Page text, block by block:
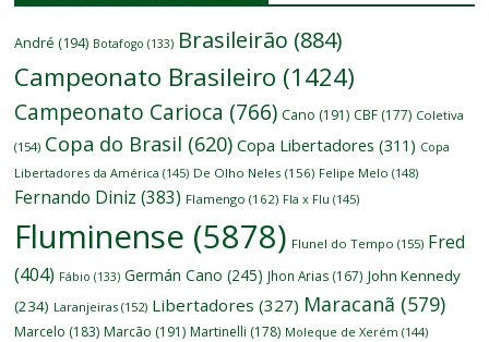
André (194) Botafogo (133) Brasileirão (884)
Campeonato Brasileiro (1424)
Campeonato Carioca (766) Cano (191) CBF (177) Coletiva
(154) Copa do Brasil (620) Copa Libertadores (311) Copa
Libertadores da América (145) De Olho Neles (156) Felipe Melo (148)
Fernando Diniz (383) Flamengo (162) Fla x Flu (145)
Fluminense (5878) Flunel do Tempo (155) Fred
(404) Fábio (133) Germán Cano (245) Jhon Arias (167) John Kennedy
(234) Laranjeiras (152) Libertadores (327) Maracanã (579)
Marcelo (183) Marcão (191) Martinelli (178) Moleque de Xerém (144)